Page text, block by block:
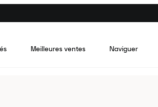
Meilleures ventes Naviguer